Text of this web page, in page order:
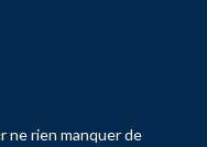
ne rien manquer de